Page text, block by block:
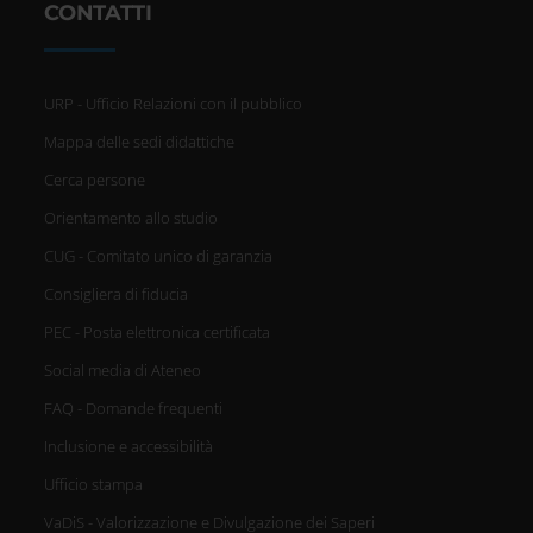
Identificare il tuo dispositivo,
scansionandolo attivamente
alla ricerca di caratteristiche
specifiche (impronte digitali).
Approfondisci come vengono
elaborati i tuoi dati personali e
imposta le tue preferenze nella
sezione dettagli. Puoi modificare
o ritirare il tuo consenso in
Dichiarazione sui cookie.
CONTATTI
URP - Ufficio Relazioni con il pubblico
Mappa delle sedi didattiche
Cerca persone
Orientamento allo studio
CUG - Comitato unico di garanzia
Consigliera di fiducia
PEC - Posta elettronica certificata
Social media di Ateneo
FAQ - Domande frequenti
Inclusione e accessibilità
Ufficio stampa
VaDiS - Valorizzazione e Divulgazione dei Saperi